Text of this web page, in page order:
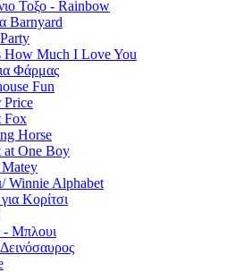
Τοξο - Rainbow
Barnyard
How Much I Love You
Φάρμας
Fun
Price
Fox
Horse
at One Boy
Winnie Alphabet
Κορίτσι
- Μπλουι